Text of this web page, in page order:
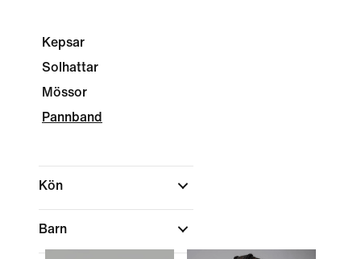
Kepsar
Solhattar
Mössor
Pannband
Kön
Barn